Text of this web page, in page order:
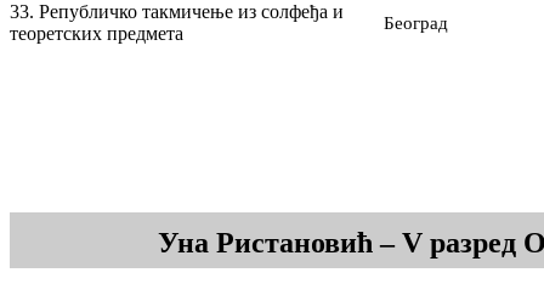
33. Републичко такмичење из солфеђа и
теоретских предмета
Београд
Уна Ристановић – V